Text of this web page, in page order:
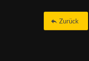
Zurück